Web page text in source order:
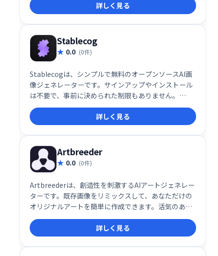
詳しく見る
Stablecog
0.0 (0件)
Stablecogは、シンプルで無料のオープンソースAI画
像ジェネレーターです。サインアップやインストール
は不要で、事前に決められた制限もありません。
Stable Diffusionを誰でも手軽に利用でき、GPUパワ
ーを寄付することでさらに多くの人が利用できます。
独自のStable Diffusion GUIとしても活用可能。
Supabaseによるデータ管理で、無料での画像生成を
可能にしています。
詳しく見る
Artbreeder
0.0 (0件)
Artbreederは、創造性を刺激するAIアートジェネレー
ターです。既存画像をリミックスして、あなただけの
オリジナルアートを簡単に作成できます。活気のある
コミュニティに参加し、お気に入りのクリエイターを
フォローして作品を共有しましょう。 AIの力を活用し
て、無限の可能性を秘めたアートの世界を探求してみ
ませんか？
詳しく見る